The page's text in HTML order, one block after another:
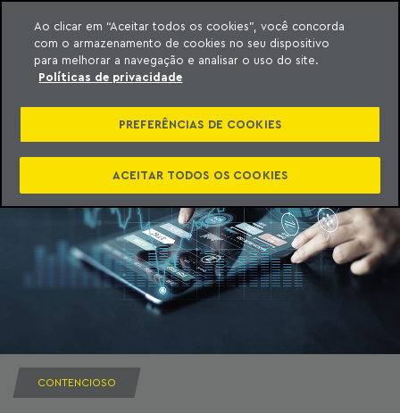
o conteúdo
Machado Meyer
CONTENCIOSO
Ao clicar em “Aceitar todos os cookies”, você concorda
com o armazenamento de cookies no seu dispositivo
para melhorar a navegação e analisar o uso do site.
Políticas de privacidade
PREFERÊNCIAS DE COOKIES
ACEITAR TODOS OS COOKIES